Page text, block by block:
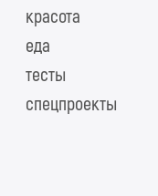
красота
еда
тесты
спецпроекты